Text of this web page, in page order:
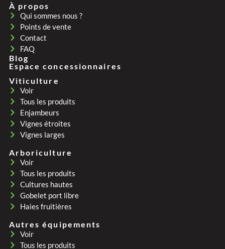
À propos
Qui sommes nous ?
Points de vente
Contact
FAQ
Blog
Espace concessionnaires
Viticulture
Voir
Tous les produits
Enjambeurs
Vignes étroites
Vignes larges
Arboriculture
Voir
Tous les produits
Cultures hautes
Gobelet port libre
Haies fruitières
Autres équipements
Voir
Tous les produits